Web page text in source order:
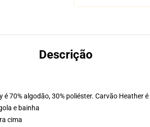
Descrição
70% algodão, 30% poliéster. Carvão Heather
e bainha
cima